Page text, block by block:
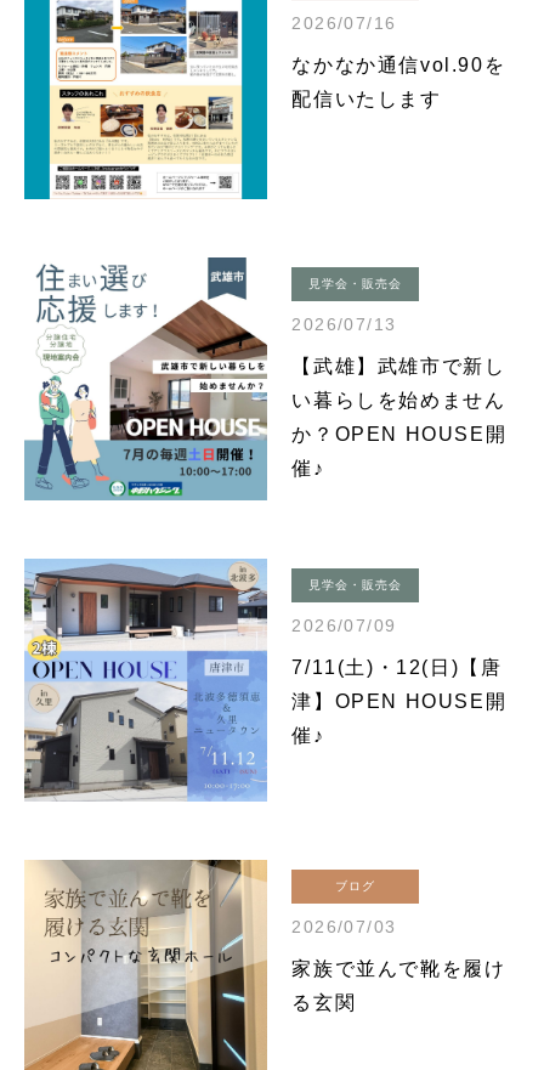
2026/07/16
なかなか通信vol.90を
配信いたします
見学会・販売会
2026/07/13
【武雄】武雄市で新し
い暮らしを始めません
か？OPEN HOUSE開
催♪
見学会・販売会
2026/07/09
7/11(土)・12(日)【唐
津】OPEN HOUSE開
催♪
ブログ
2026/07/03
家族で並んで靴を履け
る玄関